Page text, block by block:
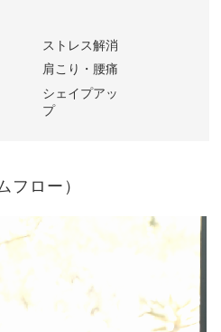
ストレス解消
肩こり・腰痛
シェイプアッ
フロー）